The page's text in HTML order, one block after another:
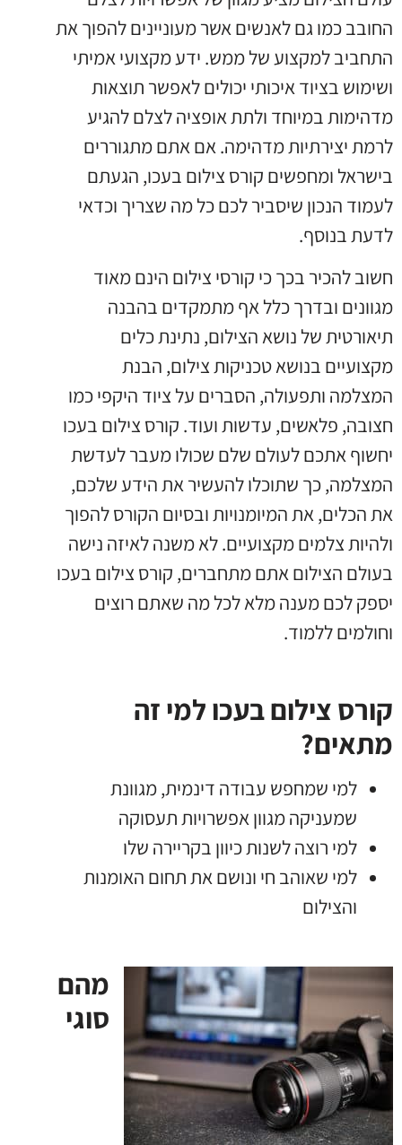
החובב כמו גם לאנשים אשר מעוניינים להפוך את
התחביב למקצוע של ממש. ידע מקצועי אמיתי
ושימוש בציוד איכותי יכולים לאפשר תוצאות
מדהימות במיוחד ולתת אופציה לצלם להגיע
לרמת יצירתיות מדהימה. אם אתם מתגוררים
בישראל ומחפשים קורס צילום בעכו, הגעתם
לעמוד הנכון שיסביר לכם כל מה שצריך וכדאי
לדעת בנוסף.
חשוב להכיר בכך כי קורסי צילום הינם מאוד
מגוונים ובדרך כלל אף מתמקדים בהבנה
תיאורטית של נושא הצילום, נתינת כלים
מקצועיים בנושא טכניקות צילום, הבנת
המצלמה ותפעולה, הסברים על ציוד היקפי כמו
חצובה, פלאשים, עדשות ועוד. קורס צילום בעכו
יחשוף אתכם לעולם שלם שכולו מעבר לעדשת
המצלמה, כך שתוכלו להעשיר את הידע שלכם,
את הכלים, את המיומנויות ובסיום הקורס להפוך
ולהיות צלמים מקצועיים. לא משנה לאיזה נישה
בעולם הצילום אתם מתחברים, קורס צילום בעכו
יספק לכם מענה מלא לכל מה שאתם רוצים
וחולמים ללמוד.
קורס צילום בעכו למי זה
מתאים?
למי שמחפש עבודה דינמית, מגוונת
שמעניקה מגוון אפשרויות תעסוקה
למי רוצה לשנות כיוון בקריירה שלו
למי שאוהב חי ונושם את תחום האומנות
והצילום
מהם
סוגי